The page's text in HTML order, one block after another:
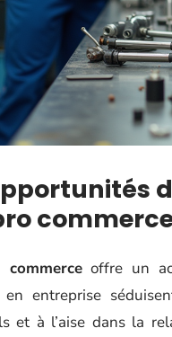
offre un
en entreprise
et à l’aise dans la